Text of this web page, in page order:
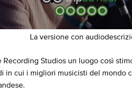
La versione con
Studios un luogo così
in cui i migliori musicisti del mondo